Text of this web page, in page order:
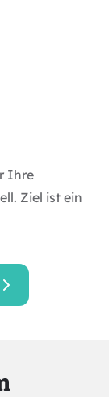
Ihre
Ziel ist ein